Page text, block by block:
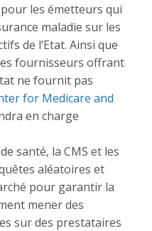
les émetteurs qui
maladie sur les
de l’Etat. Ainsi que
fournisseurs offrant
ne fournit pas
for Medicare and
en charge
santé, la CMS et les
aléatoires et
pour garantir la
mener des
sur des prestataires